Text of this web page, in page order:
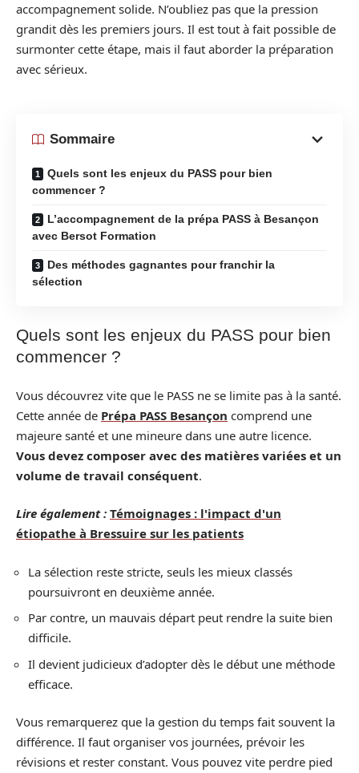
accompagnement solide. N’oubliez pas que la pression
grandit dès les premiers jours. Il est tout à fait possible de
surmonter cette étape, mais il faut aborder la préparation
avec sérieux.
Sommaire
Quels sont les enjeux du PASS pour bien
commencer ?
L’accompagnement de la prépa PASS à Besançon
avec Bersot Formation
Des méthodes gagnantes pour franchir la
sélection
Quels sont les enjeux du PASS pour bien
commencer ?
Vous découvrez vite que le PASS ne se limite pas à la santé.
Cette année de Prépa PASS Besançon comprend une
majeure santé et une mineure dans une autre licence.
Vous devez composer avec des matières variées et un
volume de travail conséquent.
Lire également : Témoignages : l'impact d'un
étiopathe à Bressuire sur les patients
La sélection reste stricte, seuls les mieux classés
poursuivront en deuxième année.
Par contre, un mauvais départ peut rendre la suite bien
difficile.
Il devient judicieux d’adopter dès le début une méthode
efficace.
Vous remarquerez que la gestion du temps fait souvent la
différence. Il faut organiser vos journées, prévoir les
révisions et rester constant. Vous pouvez vite perdre pied